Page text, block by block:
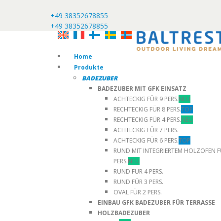
+49 38352678855
+49 38352678855
Home
Produkte
BADEZUBER
BADEZUBER MIT GFK EINSATZ
ACHTECKIG FÜR 9 PERS.NEU
RECHTECKIG FÜR 8 PERS.TOP
RECHTECKIG FÜR 4 PERS.NEU
ACHTECKIG FÜR 7 PERS.
ACHTECKIG FÜR 6 PERS.TOP
RUND MIT INTEGRIERTEM HOLZOFEN
PERS.NEU
RUND FÜR 4 PERS.
RUND FÜR 3 PERS.
OVAL FÜR 2 PERS.
EINBAU GFK BADEZUBER FÜR TERRASSE
HOLZBADEZUBER